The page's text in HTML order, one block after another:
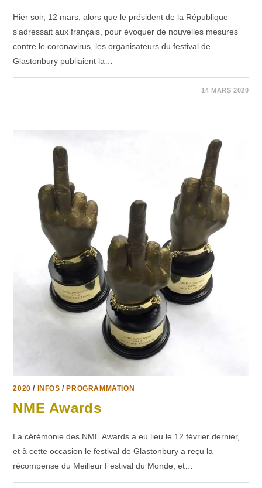
Hier soir, 12 mars, alors que le président de la République
s'adressait aux français, pour évoquer de nouvelles mesures
contre le coronavirus, les organisateurs du festival de
Glastonbury publiaient la…
14 MARS 2020
2020 / INFOS /PROGRAMMATION
NME Awards
La cérémonie des NME Awards a eu lieu le 12 février dernier,
et à cette occasion le festival de Glastonbury a reçu la
récompense du Meilleur Festival du Monde, et…